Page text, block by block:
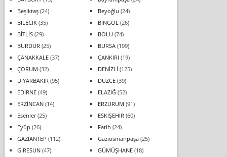
Beşiktaş(24) Beyoğlu (24)
BİLECİK(35) BİNGÖL (26)
BİTLİS(29) BOLU (74)
BURDUR (25) BURSA(199)
ÇANAKKALE(37) ÇANKIRI (19)
ÇORUM (32) DENİZLİ (125)
DİYARBAKIR (95) DÜZCE(39)
EDİRNE(49) ELAZIĞ(52)
ERZİNCAN(14) ERZURUM (91)
Esenler(25) ESKİŞEHİR (60)
Eyüp (26) Fatih (24)
GAZİANTEP (112) Gaziosmanpaşa(25)
GİRESUN(47) GÜMÜŞHANE(18)